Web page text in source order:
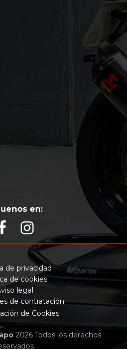
en:
2026 Todos los derechos
de privacidad
de cookies
legal
de contratación
de Cookies